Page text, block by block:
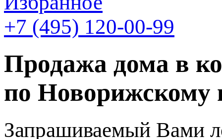
+7 (495) 120-00-99
Продажа дома в
по Новорижскому
Запрашиваемый Вами